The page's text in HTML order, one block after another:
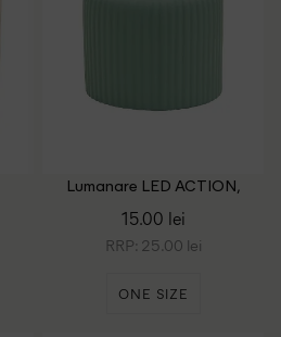
Lumanare LED ACTION,
15.00 lei
RRP: 25.00 lei
ONE SIZE